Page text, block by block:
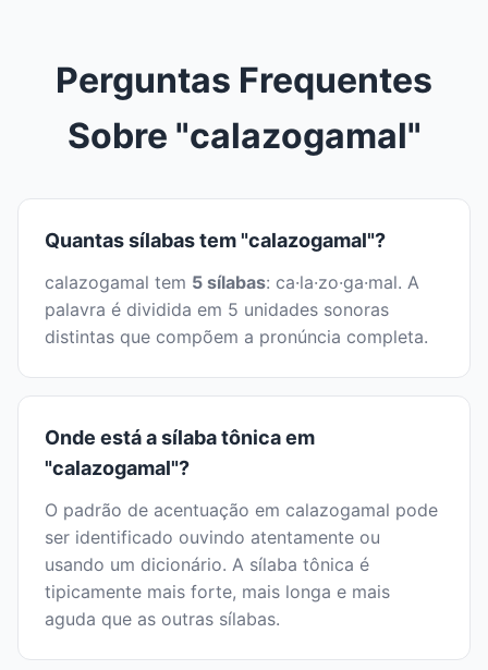
Perguntas Frequentes
Sobre "calazogamal"
Quantas sílabas tem "calazogamal"?
calazogamal tem 5 sílabas: ca·la·zo·ga·mal. A
palavra é dividida em 5 unidades sonoras
distintas que compõem a pronúncia completa.
Onde está a sílaba tônica em
"calazogamal"?
O padrão de acentuação em calazogamal pode
ser identificado ouvindo atentamente ou
usando um dicionário. A sílaba tônica é
tipicamente mais forte, mais longa e mais
aguda que as outras sílabas.